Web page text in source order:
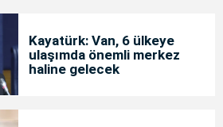
Kayatürk: Van, 6 ülkeye
ulaşımda önemli merkez
haline gelecek